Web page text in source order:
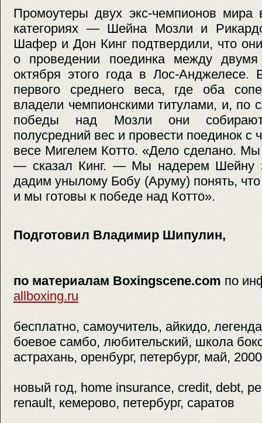
Промоутеры двух экс-чемпионов мира
категориях — Шейна Мозли и
Шафер и Дон Кинг подтвердили, что
о проведении поединка между
октября этого года в Лос-Анджелесе.
первого среднего веса, где оба
владели чемпионскими титулами, и, по
победы над Мозли они
полусредний вес и провести поединок с
весе Мигелем Котто. «Дело сделано. Мы
— сказал Кинг. — Мы надерем Шейну
дадим унылому Бобу (Аруму) понять,
и мы готовы к победе над Котто».
Подготовил Владимир Шипулин,
по материалам Boxingscene.com по
allboxing.ru
бесплатно, самоучитель, айкидо,
боевое самбо, любительский, школа
астрахань, оренбург, петербург, май,
новый год, home insurance, credit, debt,
renault, кемерово, петербург, саратов